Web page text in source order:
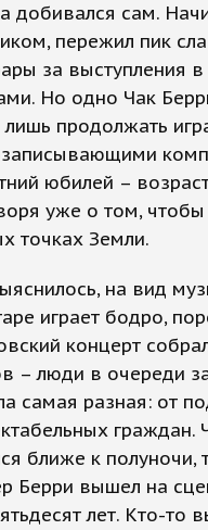
добивался сам.
пережил пик
за выступления
Но одно Чак
лишь продолжать
юбилей –
уже о том,
точках Земли.
на вид
играет бодро,
концерт
– люди в очереди
самая разная: от
ближе к полуночи,
Берри вышел на
лет. Кто-то